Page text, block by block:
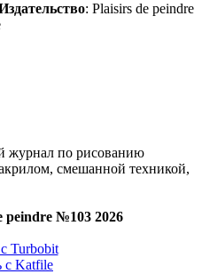
: Plaisirs de peindre
журнал по рисованию
смешанной техникой,
peindre №103 2026
Turbobit
с Katfile